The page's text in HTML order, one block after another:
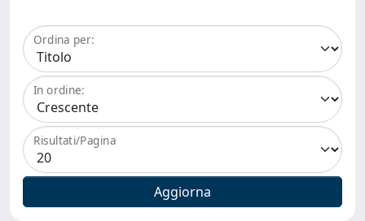
Ordina per:
In ordine:
Risultati/Pagina